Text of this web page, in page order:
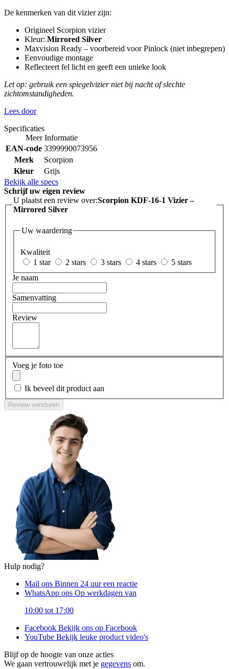
De kenmerken van dit vizier zijn:
Origineel Scorpion vizier
Kleur: Mirrored Silver
Maxvision Ready – voorbereid voor Pinlock (niet inbegrepen)
Eenvoudige montage
Reflecteert fel licht en geeft een unieke look
Let op: gebruik een spiegelvizier niet bij nacht of slechte
zichtomstandigheden.
Lees door
Specificaties
Meer Informatie
EAN-code 3399990073956
Merk
Scorpion
Kleur
Grijs
Bekijk alle specs
Schrijf uw eigen review
U plaatst een review over:Scorpion KDF-16-1 Vizier –
Mirrored Silver
Uw waardering
Kwaliteit
1 star
2 stars 3 stars 4 stars
5 stars
Je naam
Samenvatting
Review
Voeg je foto toe
Ik beveel dit product aan
Review versturen
Hulp nodig?
Mail ons Binnen 24 uur een reactie
WhatsApp ons Op werkdagen van
10:00 tot 17:00
Facebook Bekijk ons op Facebook
YouTube Bekijk leuke product video's
Blijf op de hoogte van onze acties
We gaan vertrouwelijk met je gegevens om.